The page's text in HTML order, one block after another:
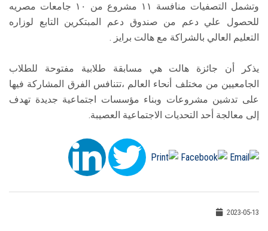
وتشمل التصفيات منافسة ١١ مشروع من ١٠ جامعات مصريه
للحصول علي دعم من صندوق دعم المبتكرين التابع لوزاره
التعليم العالي بالشراكة مع هالت برايز .
يذكر أن جائزة هالت هي مسابقة طلابية مفتوحة للطلاب
الجامعيين من مختلف أنحاء العالم ،تتنافس الفرق المشاركة فيها
على تدشين مشروعات وبناء مؤسسات اجتماعية جديدة تهدف
إلى معالجة أحد التحديات الاجتماعية العصيبة.
2023-05-13